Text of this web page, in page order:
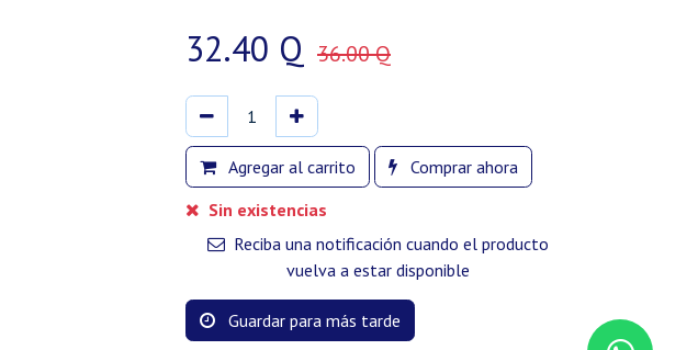
32.40 Q 36.00Q
Agregar al carrito
Comprar ahora
Sin existencias
Reciba una notificación cuando el producto
vuelva a estar disponible
Guardar para más tarde